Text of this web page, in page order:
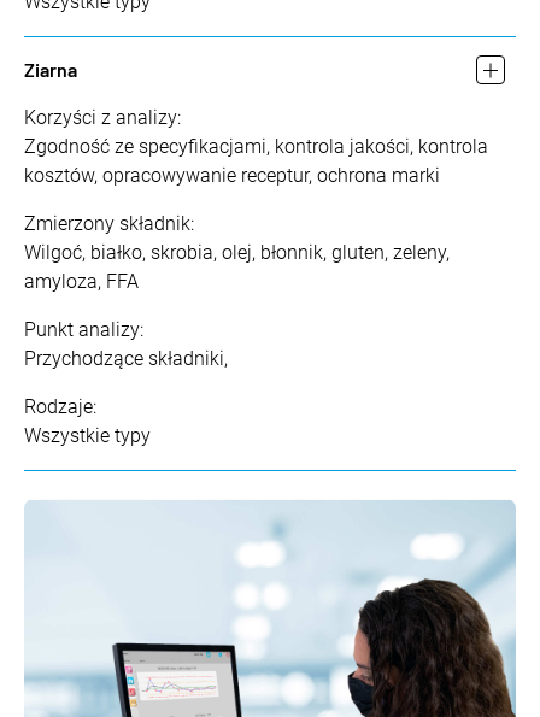
Ziarna
Korzyści z analizy:
Zgodność ze specyfikacjami, kontrola jakości, kontrola
kosztów, opracowywanie receptur, ochrona marki
Zmierzony składnik:
Wilgoć, białko, skrobia, olej, błonnik, gluten, zeleny,
amyloza, FFA
Punkt analizy:
Przychodzące składniki,
Rodzaje:
Wszystkie typy